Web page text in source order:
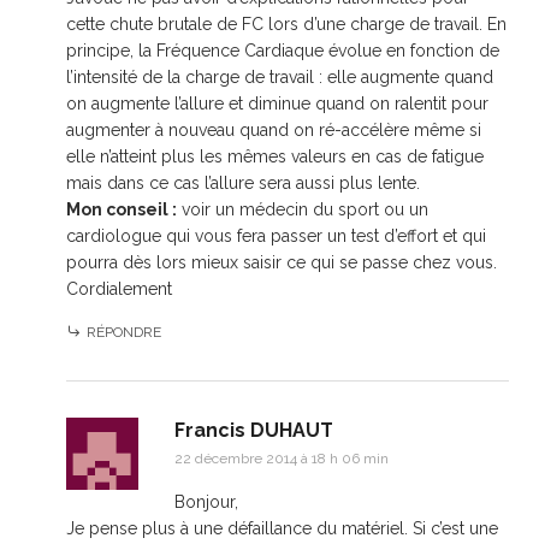
cette chute brutale de FC lors d’une charge de travail. En
principe, la Fréquence Cardiaque évolue en fonction de
l’intensité de la charge de travail : elle augmente quand
on augmente l’allure et diminue quand on ralentit pour
augmenter à nouveau quand on ré-accélère même si
elle n’atteint plus les mêmes valeurs en cas de fatigue
mais dans ce cas l’allure sera aussi plus lente.
Mon conseil : voir un médecin du sport ou un
cardiologue qui vous fera passer un test d’effort et qui
pourra dès lors mieux saisir ce qui se passe chez vous.
Cordialement
RÉPONDRE
Francis DUHAUT
22 décembre 2014 à 18 h 06 min
Bonjour,
Je pense plus à une défaillance du matériel. Si c’est une